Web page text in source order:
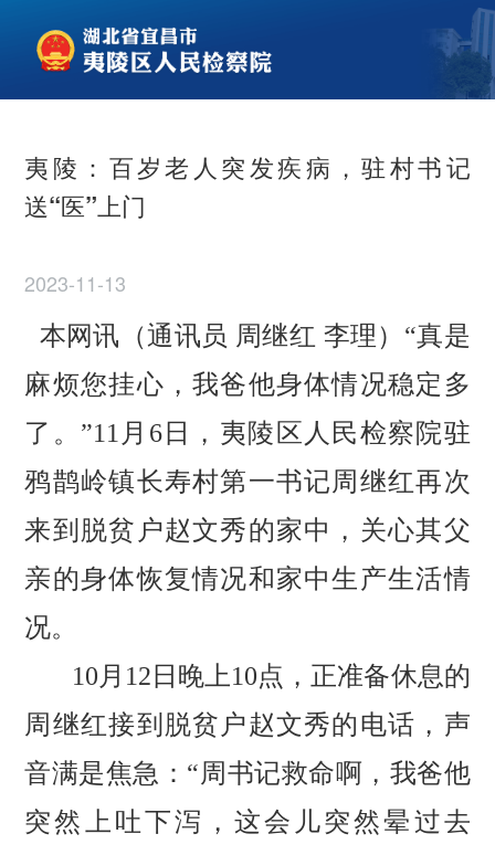
夷陵：百岁老人突发疾病，驻村书记
送“医”上门
2023-11-13
本网讯 （通讯员 周继红 李理 ） “真是
麻烦您挂心，我爸他身体情况稳定多
了。”11月6日，夷陵区人民检察院驻
鸦鹊岭镇长寿村第一书记周继红再次
来到脱贫户赵文秀的家中，关心其父
亲的身体恢复情况和家中生产生活情
况。
10月12日晚上10点，正准备休息的
周继红接到脱贫户赵文秀的电话，声
音满是焦急：“周书记救命啊，我爸他
突然上吐下泻，这会儿突然晕过去